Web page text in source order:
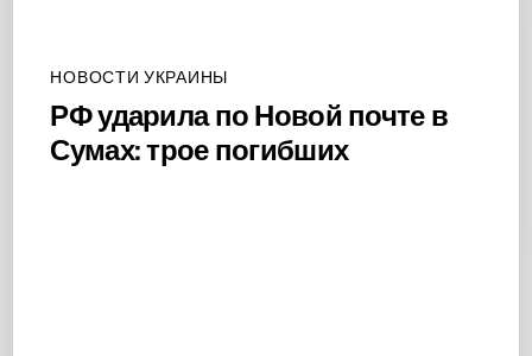
НОВОСТИ УКРАИНЫ
РФ ударила по Новой почте в
Сумах: трое погибших